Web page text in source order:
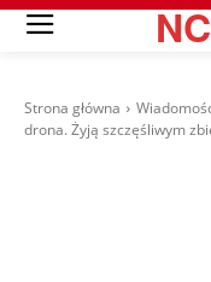
Strona główna
drona. Żyją szczęśliwym